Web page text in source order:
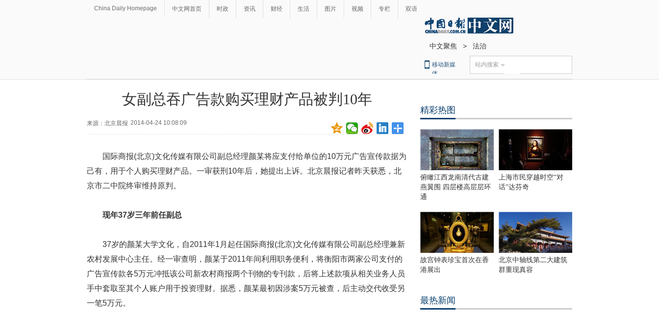
China Daily Homepage 中文网首页 时政 资讯 财经 生活 图片 视频 专栏 双语
中文聚焦 > 法治
移动新媒
体
站内搜索
女副总吞广告款购买理财产品被判10年
来源：北京晨报 2014-04-24 10:08:09
国际商报(北京)文化传媒有限公司副总经理颜某将应支付给单位的10万元广告宣传款据为
己有，用于个人购买理财产品。一审获刑10年后，她提出上诉。北京晨报记者昨天获悉，北
京市二中院终审维持原判。
现年37岁三年前任副总
37岁的颜某大学文化，自2011年1月起任国际商报(北京)文化传媒有限公司副总经理兼新
农村发展中心主任。经一审查明，颜某于2011年间利用职务便利，将衡阳市两家公司支付的
广告宣传款各5万元冲抵该公司新农村商报两个刊物的专刊款，后将上述款项从相关业务人员
手中套取至其个人账户用于投资理财。据悉，颜某最初因涉案5万元被查，后主动交代收受另
一笔5万元。
精彩热图
俯瞰江西龙南清代古建
燕翼围 四层楼高层层环
通
上海市民穿越时空“对
话”达芬奇
故宫钟表珍宝首次在香
港展出
北京中轴线第二大建筑
群重现真容
最热新闻